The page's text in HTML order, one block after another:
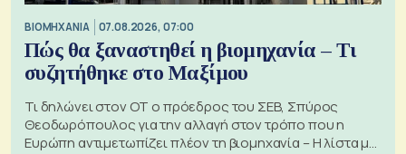
ΒΙΟΜΗΧΑΝΙΑ 07.08.2026, 07:00
Πώς θα ξαναστηθεί η βιομηχανία – Τι
συζητήθηκε στο Μαξίμου
Τι δηλώνει στον ΟΤ ο πρόεδρος του ΣΕΒ, Σπύρος
Θεοδωρόπουλος για την αλλαγή στον τρόπο που η
Ευρώπη αντιμετωπίζει πλέον τη βιομηχανία – Η λίστα με